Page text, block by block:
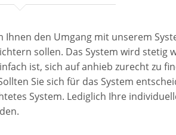
den Umgang mit unserem
sollen. Das System wird stetig
ist, sich auf anhieb zurecht zu
Sie sich für das System
System. Lediglich Ihre